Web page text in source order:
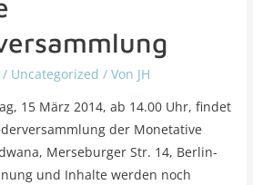
/ Uncategorized / Von JH
15 März 2014, ab 14.00 Uhr, findet
der Monetative
Merseburger Str. 14, Berlin-
und Inhalte werden noch